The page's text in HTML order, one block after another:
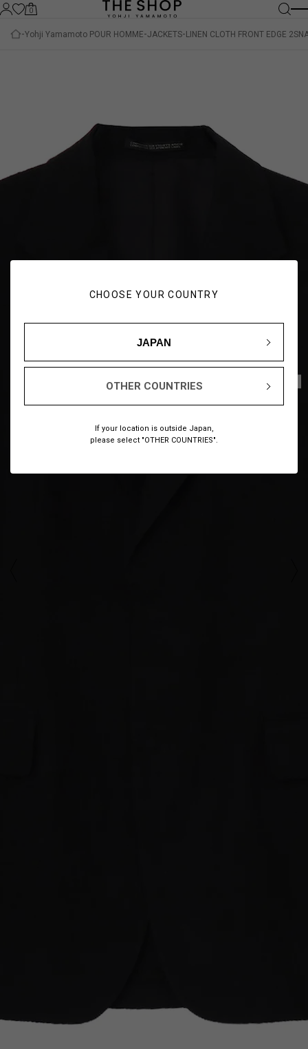
CHOOSE YOUR COUNTRY
JAPAN
OTHER COUNTRIES
If your location is outside Japan,
please select "OTHER COUNTRIES".
0
Yohji Yamamoto POUR HOMME JACKETS LINEN CLOTH FRONT EDGE